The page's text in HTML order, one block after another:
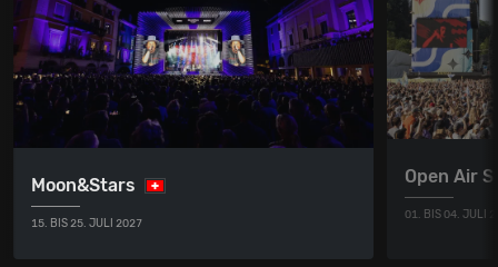
Moon&Stars
15. BIS 25. JULI 2027
Open Air
01. BIS 04. JULI